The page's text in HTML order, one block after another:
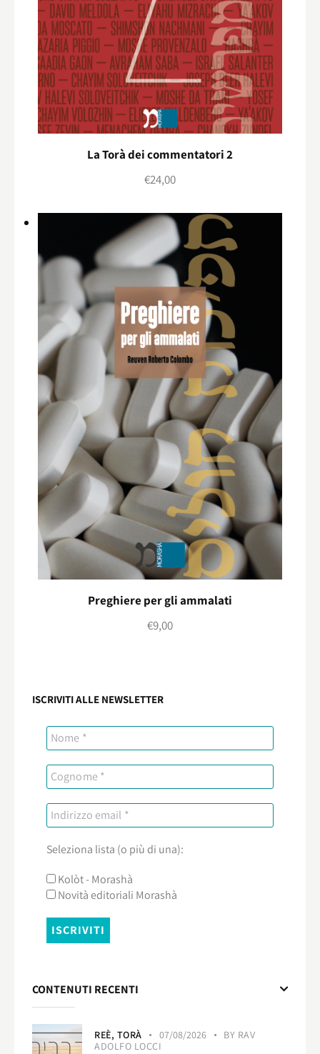
La Torà dei commentatori 2
€24,00
Preghiere per gli ammalati
€9,00
ISCRIVITI ALLE NEWSLETTER
Seleziona lista (o più di una):
Kolòt - Morashà
Novità editoriali Morashà
CONTENUTI RECENTI
REÈ, TORÀ 07/08/2026 BY RAV
ADOLFO LOCCI